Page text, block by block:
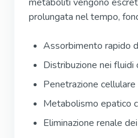
prolungata nel tempo,
Assorbimento rapido
Distribuzione nei
Penetrazione
Metabolismo epatico
Eliminazione renale